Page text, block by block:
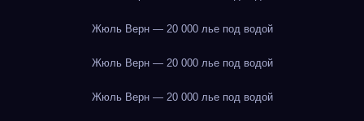
Жюль Верн — 20 000 лье под водой
Жюль Верн — 20 000 лье под водой
Жюль Верн — 20 000 лье под водой